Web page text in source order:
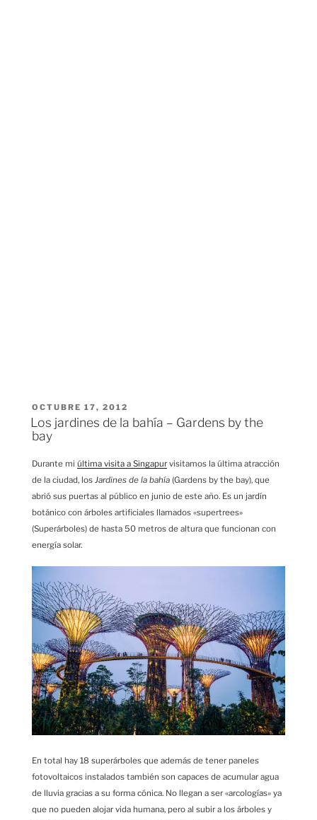
PUBLICADO
EL
OCTUBRE 17, 2012
Los jardines de la bahía – Gardens by the
bay
Durante mi última visita a Singapurvisitamos la última atracción
de la ciudad, los Jardines de la bahía (Gardens by the bay), que
abrió sus puertas al público en junio de este año. Es un jardín
botánico con árboles artificiales llamados «supertrees»
(Superárboles) de hasta 50 metros de altura que funcionan con
energía solar.
En total hay 18 superárboles que además de tener paneles
fotovoltaicos instalados también son capaces de acumular agua
de lluvia gracias a su forma cónica. No llegan a ser «arcologías» ya
que no pueden alojar vida humana, pero al subir a los árboles y